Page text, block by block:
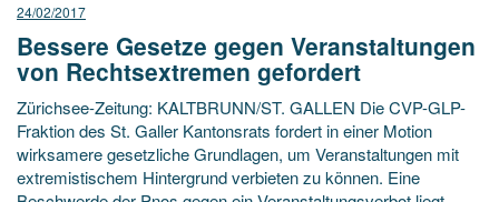
24/02/2017
Bessere Gesetze gegen Veranstaltungen
von Rechtsextremen gefordert
Zürichsee-Zeitung: KALTBRUNN/ST. GALLEN Die CVP-GLP-
Fraktion des St. Galler Kantonsrats fordert in einer Motion
wirksamere gesetzliche Grundlagen, um Veranstaltungen mit
extremistischem Hintergrund verbieten zu können. Eine